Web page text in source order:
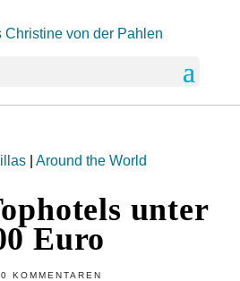
| Around the World
unter
Euro
0 KOMMENTAREN